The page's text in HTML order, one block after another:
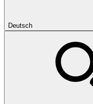
Deutsch